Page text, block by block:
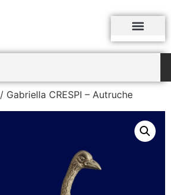
/ Gabriella CRESPI – Autruche